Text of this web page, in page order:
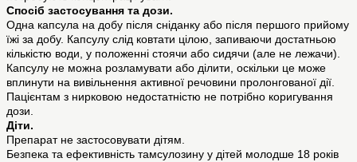
Спосіб застосування та дози.
Одна капсула на добу після сніданку або після першого прийому
їжі за добу. Капсулу слід ковтати цілою, запиваючи достатньою
кількістю води, у положенні стоячи або сидячи (але не лежачи).
Капсулу не можна розламувати або ділити, оскільки це може
вплинути на вивільнення активної речовини пролонгованої дії.
Пацієнтам з нирковою недостатністю не потрібно коригування
дози.
Діти.
Препарат не застосовувати дітям.
Безпека та ефективність тамсулозину у дітей молодше 18 років